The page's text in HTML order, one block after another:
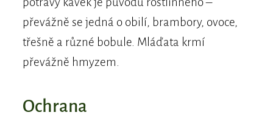
převážně se jedná o obilí, brambory, ovoce,
třešně a různé bobule. Mláďata krmí
převážně hmyzem.
Ochrana